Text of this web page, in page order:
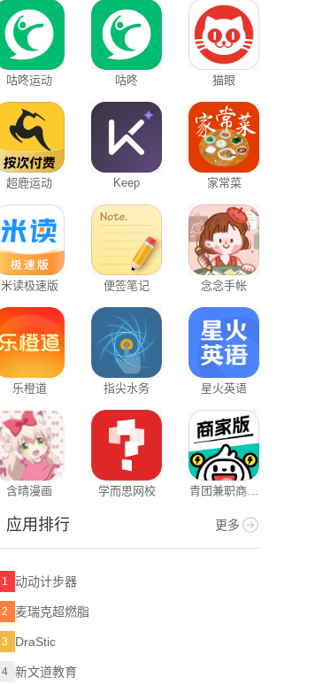
咕咚运动 咕咚 猫眼
超鹿运动 Keep 家常菜
米读极速版 便签笔记 念念手帐
乐橙道 指尖水务 星火英语
含晴漫画 学而思网校
青团兼职商户
应用排行 更多
1 动动计步器
2 麦瑞克超燃脂
3 DraStic
4 新文道教育